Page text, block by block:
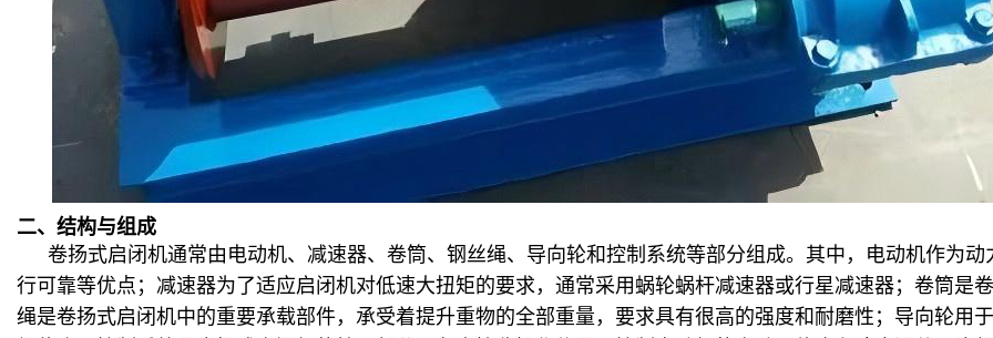
二、结构与组成
卷扬式启闭机通常由电动机、减速器、卷筒、钢丝绳、导向轮和控制系统等部分组成。其中，电动机作为
行可靠等优点；减速器为了适应启闭机对低速大扭矩的要求，通常采用蜗轮蜗杆减速器或行星减速器；卷筒是
绳是卷扬式启闭机中的重要承载部件，承受着提升重物的全部重量，要求具有很高的强度和耐磨性；导向轮用